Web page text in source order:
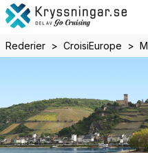
Rederier CroisiEurope